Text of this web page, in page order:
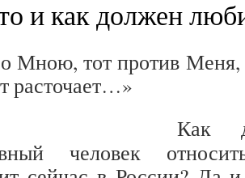
и как должен
Мною, тот против Меня,
расточает…»
Как
человек